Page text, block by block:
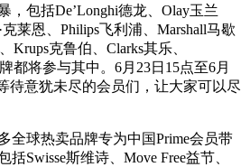
，包括De’Longhi德龙、Olay玉兰
莱恩、Philips飞利浦、Marshall马歇
Krups克鲁伯、Clarks其乐、
都将参与其中。6月23日15点至6月
待意犹未尽的会员们，让大家可以尽
全球热卖品牌专为中国Prime会员带
Swisse斯维诗、Move Free益节、